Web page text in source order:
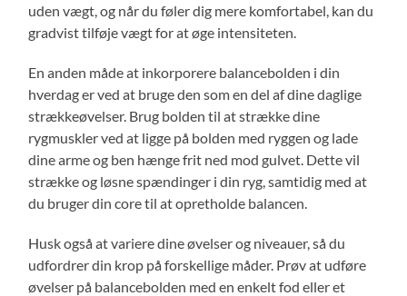
uden vægt, og når du føler dig mere komfortabel, kan du
gradvist tilføje vægt for at øge intensiteten.
En anden måde at inkorporere balancebolden i din
hverdag er ved at bruge den som en del af dine daglige
strækkeøvelser. Brug bolden til at strække dine
rygmuskler ved at ligge på bolden med ryggen og lade
dine arme og ben hænge frit ned mod gulvet. Dette vil
strække og løsne spændinger i din ryg, samtidig med at
du bruger din core til at opretholde balancen.
Husk også at variere dine øvelser og niveauer, så du
udfordrer din krop på forskellige måder. Prøv at udføre
øvelser på balancebolden med en enkelt fod eller et